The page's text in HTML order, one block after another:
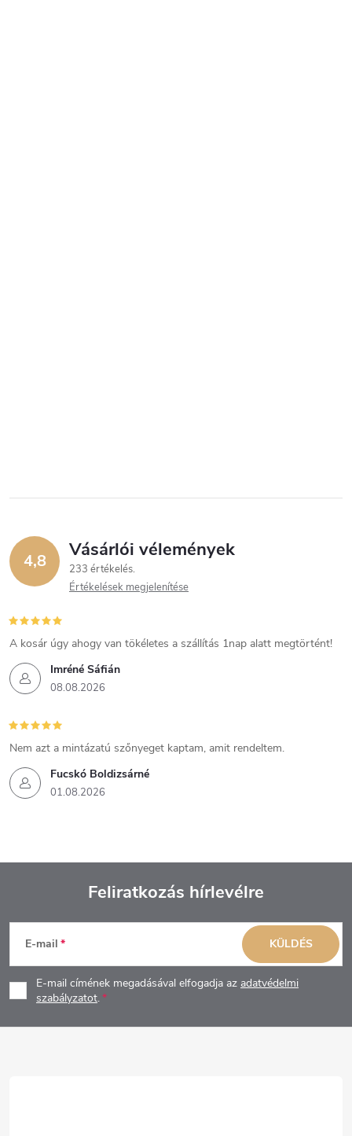
4,8 Vásárlói vélemények
233 értékelés
Értékelések megjelenítése
Imréné Sáfián
08.08.2026
A kosár úgy ahogy van tökéletes a szállítás 1nap alatt megtörtént!
Fucskó Boldizsárné
01.08.2026
Nem azt a mintázatú szőnyeget kaptam, amit rendeltem.
L
á
b
Feliratkozás hírlevélre
E-mail
E-mail címének megadásával elfogadja az adatvédelmi
szabályzatot.
KÜLDÉS